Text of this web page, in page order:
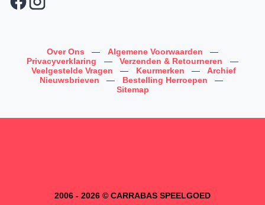
Over Ons — Algemene Voorwaarden
—
Privacyverklaring
— Verzenden & Retourneren
—
Veelgestelde Vragen
— Keurmerken —
Archief
Nieuwsbrieven
— Bestelling Herroepen
—
Sitemap
2006 - 2026 © CARRABAS SPEELGOED